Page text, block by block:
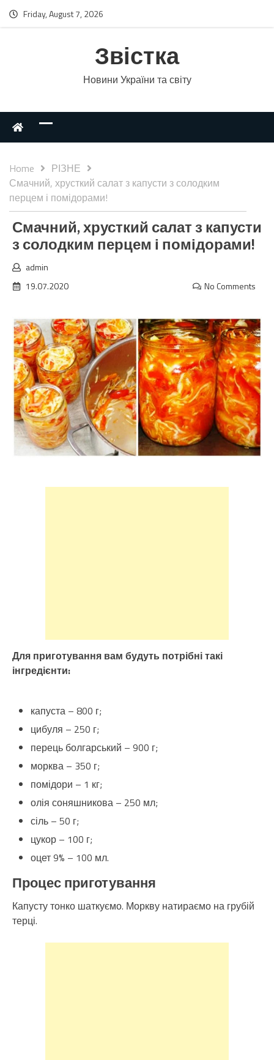
Friday, August 7, 2026
Звістка
Новини України та світу
Home
РІЗНЕ
Смачний, хрусткий салат з капусти з солодким
перцем і помідорами!
Смачний, хрусткий салат з капусти
з солодким перцем і помідорами!
admin
19.07.2020
No Comments
Для приготування вам будуть потрібні такі
інгредієнти:
капуста – 800 г;
цибуля – 250 г;
перець болгарський – 900 г;
морква – 350 г;
помідори – 1 кг;
олія соняшникова – 250 мл;
сіль – 50 г;
цукор – 100 г;
оцет 9% – 100 мл.
Процес приготування
Капусту тонко шаткуємо. Моркву натираємо на грубій
терці.